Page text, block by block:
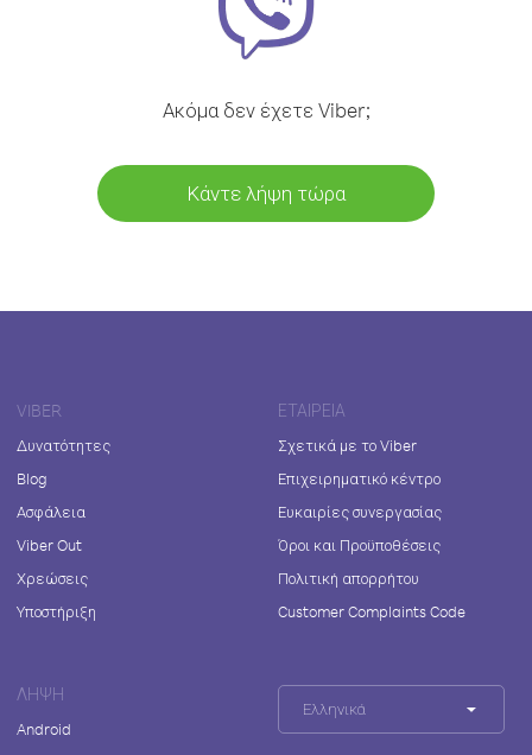
Ακόμα δεν έχετε Viber;
Κάντε λήψη τώρα
VIBER
Δυνατότητες
Blog
Ασφάλεια
Viber Out
Χρεώσεις
Υποστήριξη
ΕΤΑΙΡΕΊΑ
Σχετικά με το Viber
Επιχειρηματικό κέντρο
Ευκαιρίες συνεργασίας
Όροι και Προϋποθέσεις
Πολιτική απορρήτου
Customer Complaints Code
ΛΉΨΗ
Android
Ελληνικά